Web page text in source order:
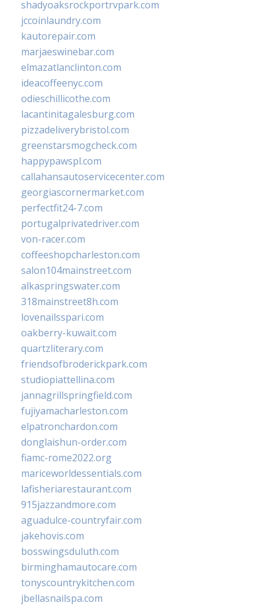
shadyoaksrockportrvpark.com
jccoinlaundry.com
kautorepair.com
marjaeswinebar.com
elmazatlanclinton.com
ideacoffeenyc.com
odieschillicothe.com
lacantinitagalesburg.com
pizzadeliverybristol.com
greenstarsmogcheck.com
happypawspl.com
callahansautoservicecenter.com
georgiascornermarket.com
perfectfit24-7.com
portugalprivatedriver.com
von-racer.com
coffeeshopcharleston.com
salon104mainstreet.com
alkaspringswater.com
318mainstreet8h.com
lovenailsspari.com
oakberry-kuwait.com
quartzliterary.com
friendsofbroderickpark.com
studiopiattellina.com
jannagrillspringfield.com
fujiyamacharleston.com
elpatronchardon.com
donglaishun-order.com
fiamc-rome2022.org
mariceworldessentials.com
lafisheriarestaurant.com
915jazzandmore.com
aguadulce-countryfair.com
jakehovis.com
bosswingsduluth.com
birminghamautocare.com
tonyscountrykitchen.com
jbellasnailspa.com